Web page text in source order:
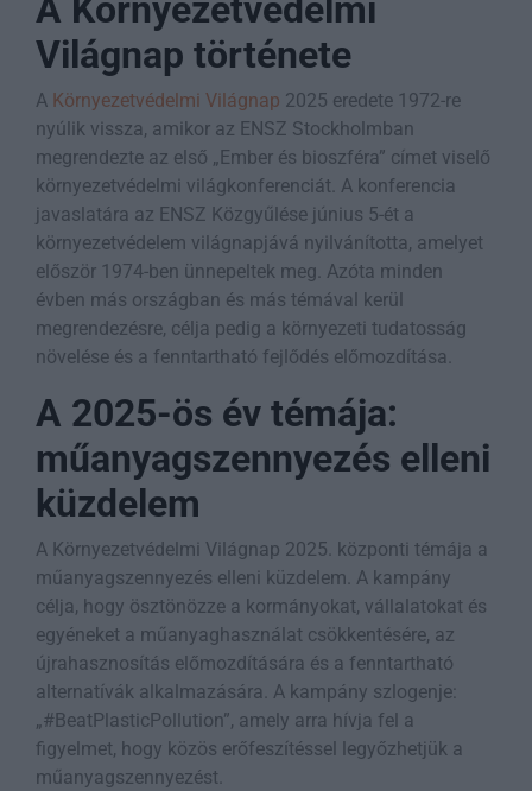
A Környezetvédelmi
Világnap története
A Környezetvédelmi Világnap 2025 eredete 1972-re
nyúlik vissza, amikor az ENSZ Stockholmban
megrendezte az első „Ember és bioszféra” címet viselő
környezetvédelmi világkonferenciát. A konferencia
javaslatára az ENSZ Közgyűlése június 5-ét a
környezetvédelem világnapjává nyilvánította, amelyet
először 1974-ben ünnepeltek meg. Azóta minden
évben más országban és más témával kerül
megrendezésre, célja pedig a környezeti tudatosság
növelése és a fenntartható fejlődés előmozdítása.
A 2025-ös év témája:
műanyagszennyezés elleni
küzdelem
A Környezetvédelmi Világnap 2025. központi témája a
műanyagszennyezés elleni küzdelem. A kampány
célja, hogy ösztönözze a kormányokat, vállalatokat és
egyéneket a műanyaghasználat csökkentésére, az
újrahasznosítás előmozdítására és a fenntartható
alternatívák alkalmazására. A kampány szlogenje:
„#BeatPlasticPollution”, amely arra hívja fel a
figyelmet, hogy közös erőfeszítéssel legyőzhetjük a
műanyagszennyezést.